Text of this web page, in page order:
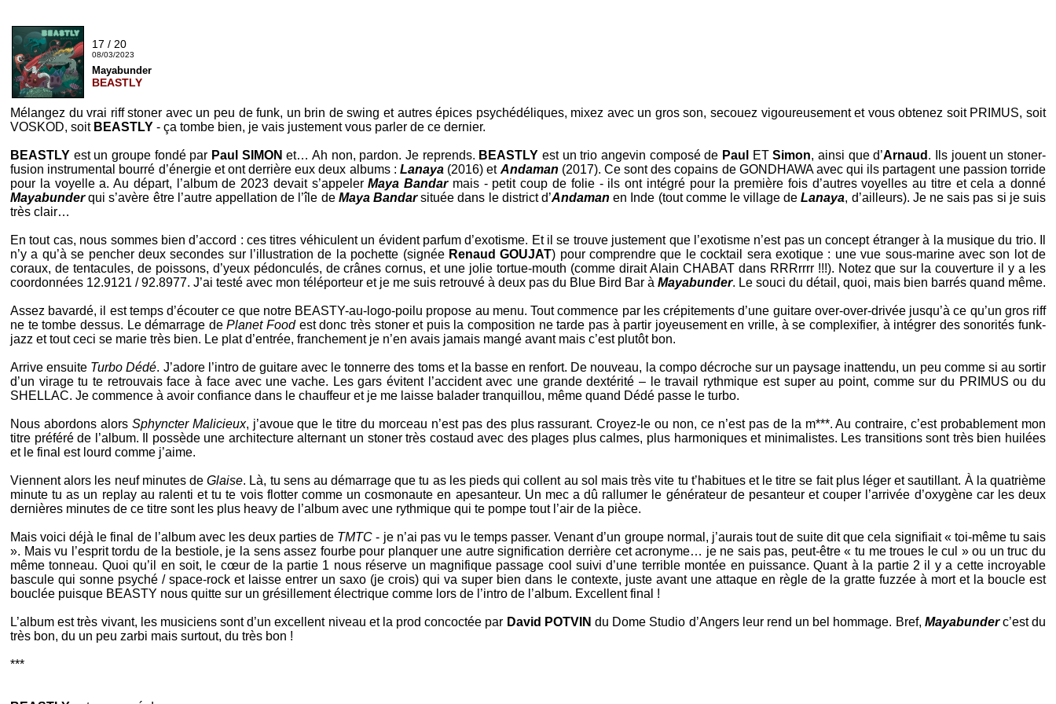
17 / 20
08/03/2023
Mayabunder
BEASTLY
Mélangez du vrai riff stoner avec un peu de funk, un brin de swing et autres épices psychédéliques, mixez avec un gros son, secouez vigoureusement et vous obtenez soit PRIMUS, soit
VOSKOD, soit BEASTLY - ça tombe bien, je vais justement vous parler de ce dernier.
BEASTLY est un groupe fondé par Paul SIMON et… Ah non, pardon. Je reprends. BEASTLY est un trio angevin composé de Paul ETSimon, ainsi que d’Arnaud . Ils jouent un stoner-
fusion instrumental bourré d’énergie et ont derrière eux deux albums : Lanaya(2016) et Andaman (2017). Ce sont des copains de GONDHAWAavec qui ils partagent une passion torride
pour la voyelle a. Au départ, l’album de 2023 devait s’appelerMaya Bandarmais - petit coup de folie - ils ont intégré pour la première fois d’autres voyelles au titre et cela a donné
Mayabunderqui s’avère être l’autre appellation de l’île de Maya Bandarsituée dans le district d’Andaman en Inde (tout comme le village deLanaya, d’ailleurs). Je ne sais pas si je suis
très clair…
En tout cas, nous sommes bien d’accord : ces titres véhiculent un évident parfum d’exotisme. Et il se trouve justement que l’exotisme n’est pas un concept étranger à la musique du trio. Il
n’y a qu’à se pencher deux secondes sur l’illustration de la pochette (signée Renaud GOUJAT) pour comprendre que le cocktail sera exotique : une vue sous-marine avec son lot de
coraux, de tentacules, de poissons, d’yeux pédonculés, de crânes cornus, et une jolie tortue-mouth (comme dirait Alain CHABAT dans RRRrrrr !!!). Notez que sur la couverture il y a les
coordonnées 12.9121 / 92.8977. J’ai testé avec mon téléporteur et je me suis retrouvé à deux pas du Blue Bird Bar à Mayabunder. Le souci du détail, quoi, mais bien barrés quand même.
Assez bavardé, il est temps d’écouter ce que notre BEASTY-au-logo-poilu propose au menu. Tout commence par les crépitements d’une guitare over-over-drivée jusqu’à ce qu’un gros riff
ne te tombe dessus. Le démarrage dePlanet Foodest donc très stoner et puis la composition ne tarde pas à partir joyeusement en vrille, à se complexifier, à intégrer des sonorités funk-
jazz et tout ceci se marie très bien. Le plat d’entrée, franchement je n’en avais jamais mangé avant mais c’est plutôt bon.
Arrive ensuite Turbo Dédé. J’adore l’intro de guitare avec le tonnerre des toms et la basse en renfort. De nouveau, la compo décroche sur un paysage inattendu, un peu comme si au sortir
d’un virage tu te retrouvais face à face avec une vache. Les gars évitent l’accident avec une grande dextérité – le travail rythmique est super au point, comme sur du PRIMUS ou du
SHELLAC. Je commence à avoir confiance dans le chauffeur et je me laisse balader tranquillou, même quand Dédé passe le turbo.
Nous abordons alors Sphyncter Malicieux, j’avoue que le titre du morceau n’est pas des plus rassurant. Croyez-le ou non, ce n’est pas de la m***. Au contraire, c’est probablement mon
titre préféré de l’album. Il possède une architecture alternant un stoner très costaud avec des plages plus calmes, plus harmoniques et minimalistes. Les transitions sont très bien huilées
et le final est lourd comme j’aime.
Viennent alors les neuf minutes deGlaise. Là, tu sens au démarrage que tu as les pieds qui collent au sol mais très vite tu t’habitues et le titre se fait plus léger et sautillant. À la quatrième
minute tu as un replay au ralenti et tu te vois flotter comme un cosmonaute en apesanteur. Un mec a dû rallumer le générateur de pesanteur et couper l’arrivée d’oxygène car les deux
dernières minutes de ce titre sont les plus heavy de l’album avec une rythmique qui te pompe tout l’air de la pièce.
Mais voici déjà le final de l’album avec les deux parties de TMTC - je n’ai pas vu le temps passer. Venant d’un groupe normal, j’aurais tout de suite dit que cela signifiait « toi-même tu sais
». Mais vu l’esprit tordu de la bestiole, je la sens assez fourbe pour planquer une autre signification derrière cet acronyme… je ne sais pas, peut-être « tu me troues le cul » ou un truc du
même tonneau. Quoi qu’il en soit, le cœur de la partie 1 nous réserve un magnifique passage cool suivi d’une terrible montée en puissance. Quant à la partie 2 il y a cette incroyable
bascule qui sonne psyché / space-rock et laisse entrer un saxo (je crois) qui va super bien dans le contexte, juste avant une attaque en règle de la gratte fuzzée à mort et la boucle est
bouclée puisque BEASTY nous quitte sur un grésillement électrique comme lors de l’intro de l’album. Excellent final !
L’album est très vivant, les musiciens sont d’un excellent niveau et la prod concoctée par David POTVIN du Dome Studio d’Angers leur rend un bel hommage. Bref, Mayabunderc’est du
très bon, du un peu zarbi mais surtout, du très bon !
***